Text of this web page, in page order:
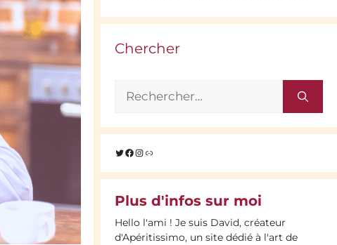
Chercher
Rechercher :
Twitter
Facebook
Instagram
Lien
Plus d'infos sur moi
Hello l'ami ! Je suis David, créateur
d'Apéritissimo, un site dédié à l'art de